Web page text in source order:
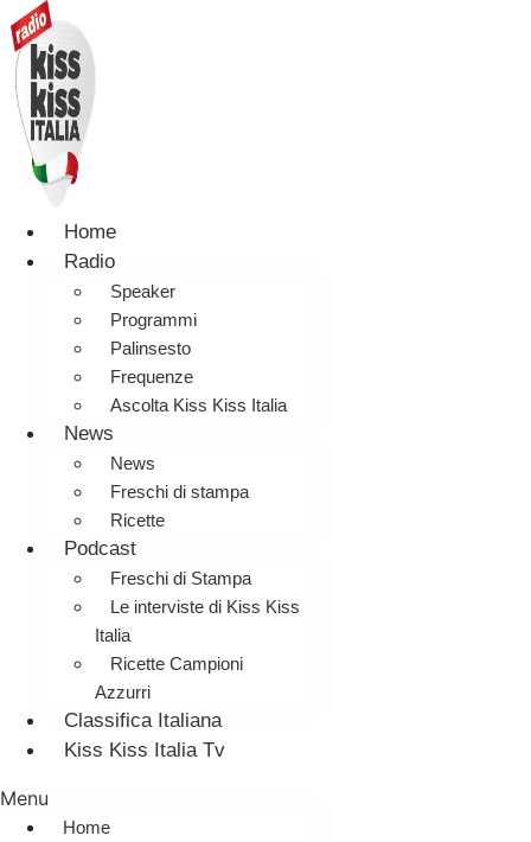
Home
Radio
Speaker
Programmi
Palinsesto
Frequenze
Ascolta Kiss Kiss Italia
News
News
Freschi di stampa
Ricette
Podcast
Freschi di Stampa
Le interviste di Kiss Kiss
Italia
Ricette Campioni
Azzurri
Classifica Italiana
Kiss Kiss Italia Tv
Menu
Home